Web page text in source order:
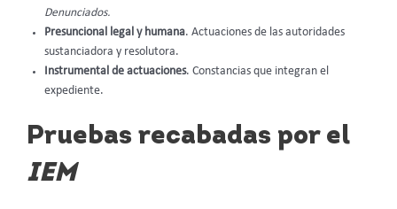
Denunciados.
Presuncional legal y humana. Actuaciones de las autoridades
sustanciadora y resolutora.
Instrumental de actuaciones. Constancias que integran el
expediente.
Pruebas recabadas por el
IEM